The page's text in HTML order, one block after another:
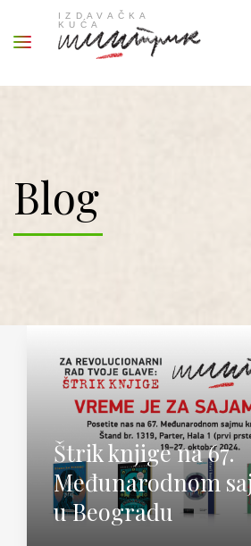
Blog
Štrik knjige na 67.
Međunarodnom
u Beogradu